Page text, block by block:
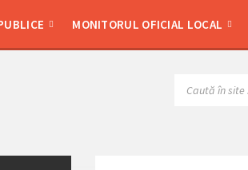
MONITORUL OFICIAL LOCAL